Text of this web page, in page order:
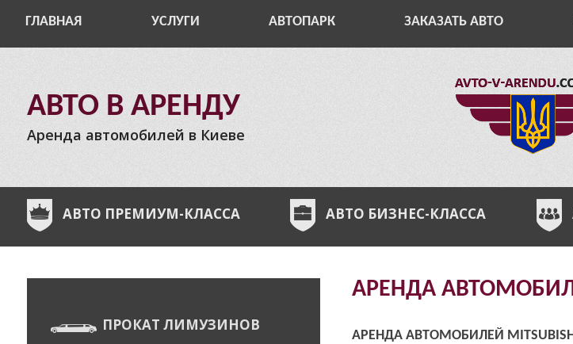
ГЛАВНАЯ УСЛУГИ АВТОПАРК ЗАКАЗАТЬ АВТО
АВТО В АРЕНДУ
Аренда автомобилей в Киеве
АВТО ПРЕМИУМ-КЛАССА АВТО БИЗНЕС-КЛАССА
АРЕНДА
АРЕНДА АВТОМОБИЛЕЙ
ПРОКАТ ЛИМУЗИНОВ